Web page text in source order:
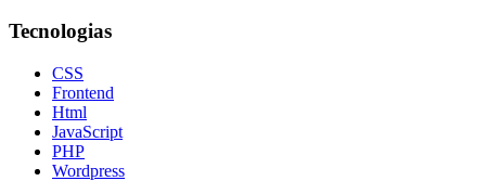
Tecnologias
CSS
Frontend
Html
JavaScript
PHP
Wordpress